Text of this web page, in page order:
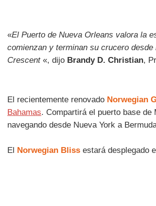
«El Puerto de Nueva Orleans valora la
comienzan y terminan su crucero
Crescent«, dijo Brandy D. Christian,
El recientemente renovado Norwegian
Bahamas. Compartirá el puerto base de
navegando desde Nueva York a
El Norwegian Bliss estará desplegado